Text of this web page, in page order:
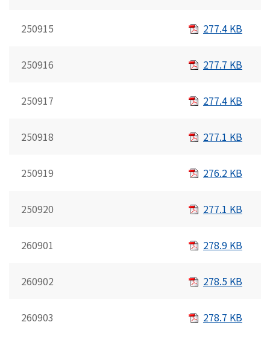
250915 277.4 KB
250916 277.7 KB
250917 277.4 KB
250918 277.1 KB
250919 276.2 KB
250920 277.1 KB
260901 278.9 KB
260902 278.5 KB
260903 278.7 KB